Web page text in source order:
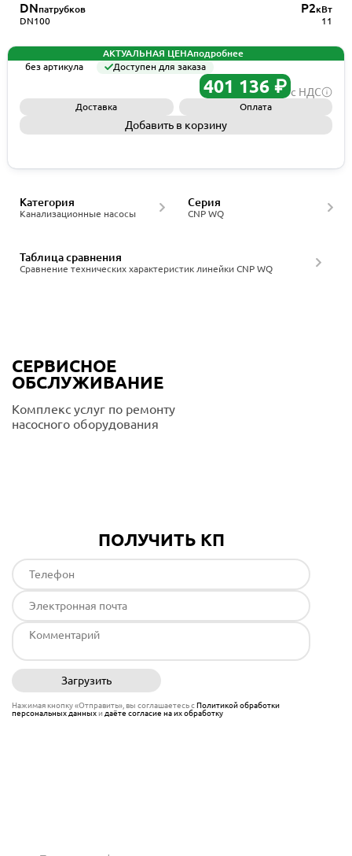
DNпатрубков
DN100
P2кВт
11
АКТУАЛЬНАЯ ЦЕНАподробнее
без артикула
Доступен для заказа
401 136 ₽ с НДС
Доставка Оплата
Добавить в корзину
Канализационные насосы
Категория
CNP WQ
Серия
Сравнение технических характеристик линейки CNP WQ
Таблица сравнения
СЕРВИСНОЕ
ОБСЛУЖИВАНИЕ
Комплекс услуг по ремонту
насосного оборудования
ПОЛУЧИТЬ КП
Загрузить
Нажимая кнопку «Отправить», вы соглашаетесь сПолитикой обработки
персональных данныхи даёте согласие на их обработку